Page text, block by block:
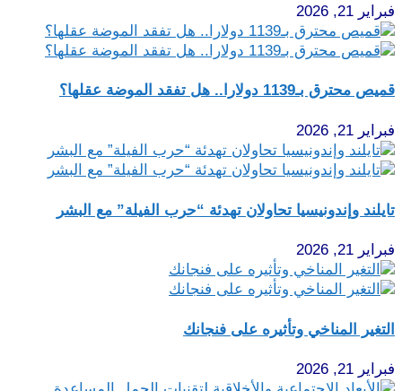
فبراير 21, 2026
قميص محترق بـ1139 دولارا.. هل تفقد الموضة عقلها؟
فبراير 21, 2026
تايلند وإندونيسيا تحاولان تهدئة “حرب الفيلة” مع البشر
فبراير 21, 2026
التغير المناخي وتأثيره على فنجانك
فبراير 21, 2026